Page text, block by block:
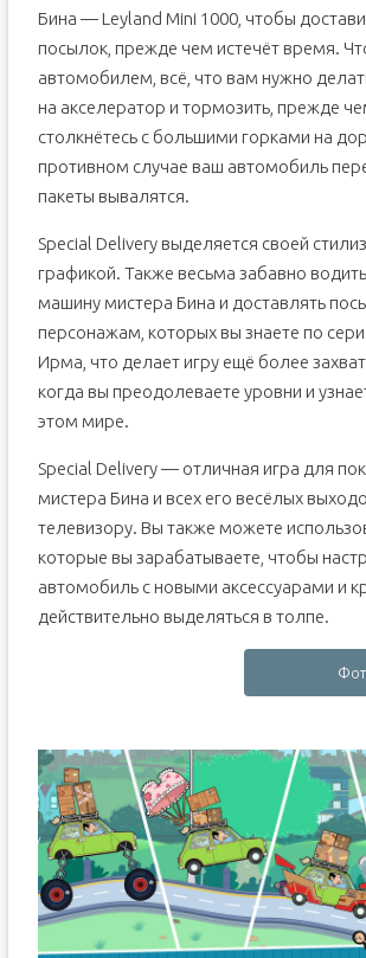
Бина — Leyland Mini 1000, чтобы
посылок, прежде чем истечёт время.
автомобилем, всё, что вам нужно
на акселератор и тормозить, прежде
столкнётесь с большими горками на
противном случае ваш автомобиль
пакеты вывалятся.
Special Delivery выделяется своей
графикой. Также весьма забавно
машину мистера Бина и доставлять
персонажам, которых вы знаете по
Ирма, что делает игру ещё более
когда вы преодолеваете уровни и
этом мире.
Special Delivery — отличная игра для
мистера Бина и всех его весёлых
телевизору. Вы также можете
которые вы зарабатываете, чтобы
автомобиль с новыми аксессуарами и
действительно выделяться в толпе.